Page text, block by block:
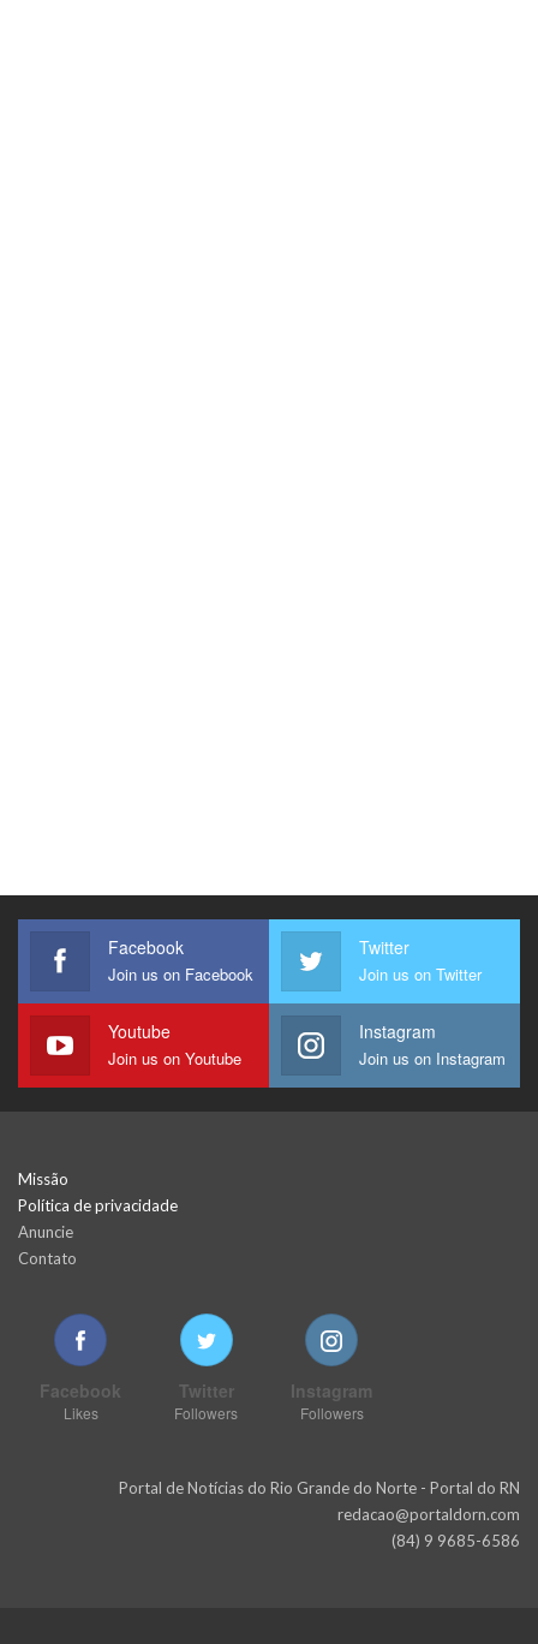
Facebook
Join us on Facebook
Twitter
Join us on Twitter
Youtube
Join us on Youtube
Instagram
Join us on Instagram
Missão
Política de privacidade
Anuncie
Contato
Facebook
Likes
Twitter
Followers
Instagram
Followers
Portal de Notícias do Rio Grande do Norte - Portal do RN
redacao@portaldorn.com
(84) 9 9685-6586